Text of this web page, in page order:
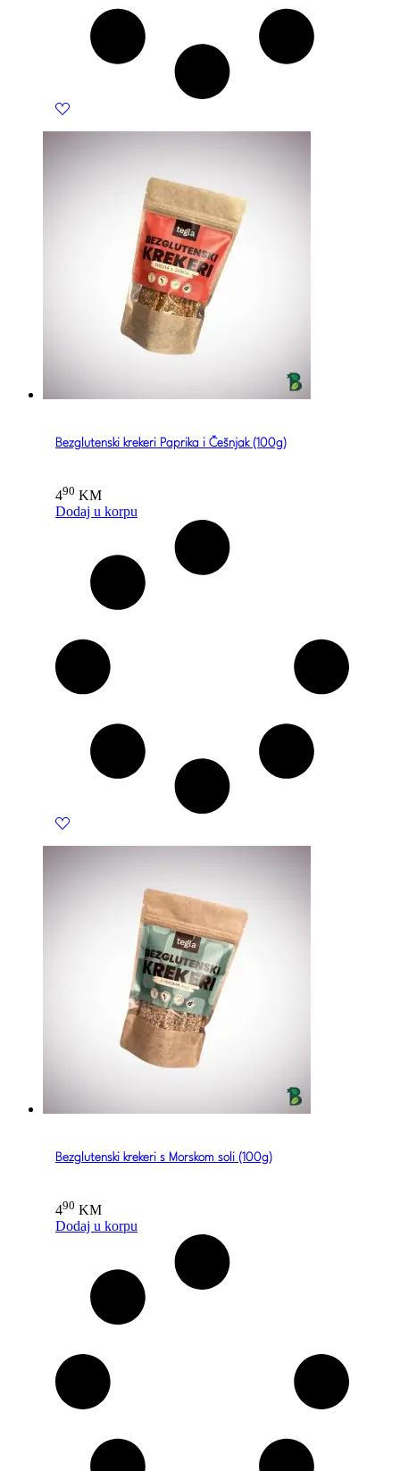
Bezglutenski krekeri Paprika i Češnjak (100g)
490 KM
Dodaj u korpu
Bezglutenski krekeri s Morskom soli (100g)
490 KM
Dodaj u korpu